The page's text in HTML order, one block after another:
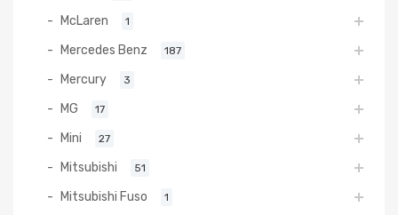
McLaren 1
Mercedes Benz 187
Mercury 3
MG 17
Mini 27
Mitsubishi 51
Mitsubishi Fuso 1